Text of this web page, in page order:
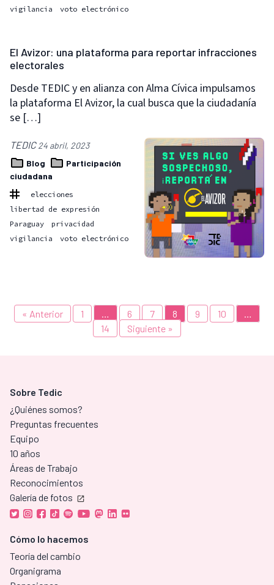
vigilancia
voto electrónico
El Avizor: una plataforma para reportar infracciones
electorales
Desde TEDIC y en alianza con Alma Cívica impulsamos
la plataforma El Avizor, la cual busca que la ciudadanía
se […]
TEDIC24 abril, 2023
Blog
Participación
ciudadana
elecciones
libertad de expresión
Paraguay
privacidad
vigilancia
voto electrónico
« Anterior 1 … 6 7 8 9 10
…
14
Siguiente »
Sobre Tedic
¿Quiénes somos?
Preguntas frecuentes
Equipo
10 años
Áreas de Trabajo
Reconocimientos
Galería de fotos
Cómo lo hacemos
Teoría del cambio
Organigrama